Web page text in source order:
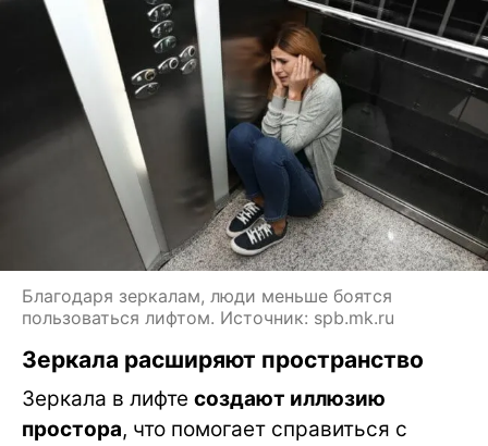
Благодаря зеркалам, люди меньше боятся
пользоваться лифтом. Источник: spb.mk.ru
Зеркала расширяют пространство
Зеркала в лифте создают иллюзию
простора, что помогает справиться с